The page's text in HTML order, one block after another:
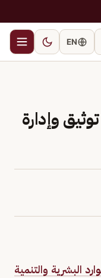
EN
وإدارة
البشرية والتنمية